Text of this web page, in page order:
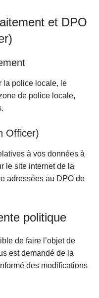
et DPO
la police locale, le
de police locale,
Officer)
à vos données à
le site internet de la
adressées au DPO de
politique
de faire l’objet de
est demandé de la
des modifications